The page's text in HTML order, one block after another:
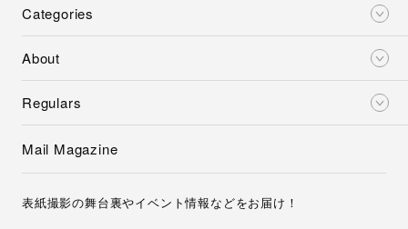
Categories
About
Regulars
Mail Magazine
表紙撮影の舞台裏やイベント情報などをお届け！